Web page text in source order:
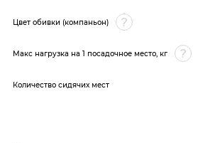
Цвет обивки (компаньон)
Макс нагрузка на 1 посадочное место, кг
Количество сидячих мест